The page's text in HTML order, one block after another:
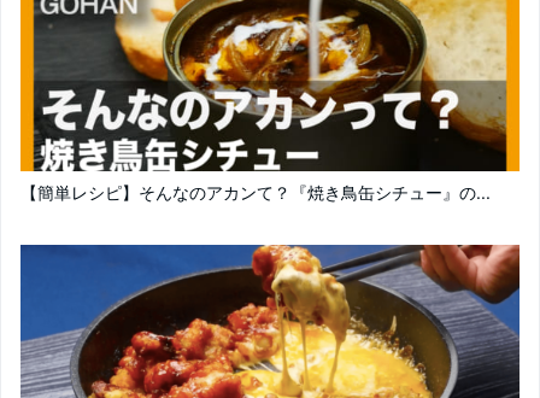
【簡単レシピ】そんなのアカンて？『焼き鳥缶シチュー』の...